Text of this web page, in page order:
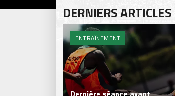
DERNIERS ARTICLES
ENTRAÎNEMENT
Dernière séance avant